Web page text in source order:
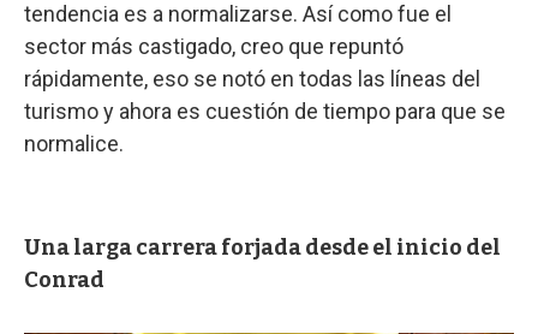
tendencia es a normalizarse. Así como fue el
sector más castigado, creo que repuntó
rápidamente, eso se notó en todas las líneas del
turismo y ahora es cuestión de tiempo para que se
normalice.
Una larga carrera forjada desde el inicio del
Conrad